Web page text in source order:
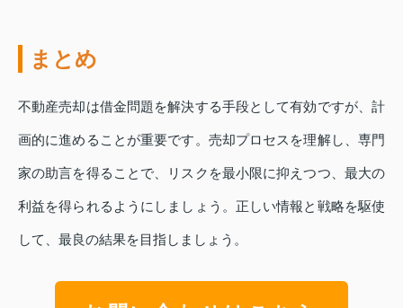
まとめ
不動産売却は借金問題を解決する手段として有効ですが、計
画的に進めることが重要です。売却プロセスを理解し、専門
家の助言を得ることで、リスクを最小限に抑えつつ、最大の
利益を得られるようにしましょう。正しい情報と戦略を駆使
して、最良の結果を目指しましょう。